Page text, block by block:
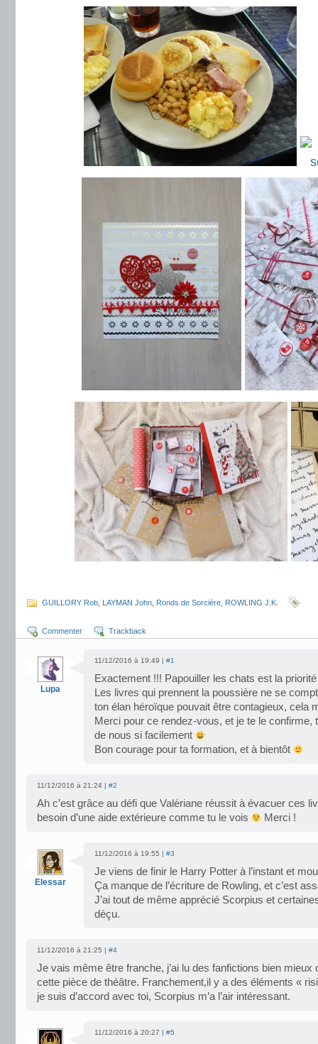
GUILLORY Rob LAYMAN John Ronds de Sorcière ROWLING J.K.
Commenter Trackback
Lupa
11/12/2016 à 19:49 | #1
Exactement !!! Papouiller les chats est la
Les livres qui prennent la poussière ne se
ton élan héroïque pouvait être contagieux, cela
Merci pour ce rendez-vous, et je te le confirme,
de nous si facilement
Bon courage pour ta formation, et à bientôt
11/12/2016 à 21:24 | #2
Ah c’est grâce au défi que Valériane réussit à évacuer ces
besoin d’une aide extérieure comme tu le vois
Merci !
Elessar
11/12/2016 à 19:55 | #3
Je viens de finir le Harry Potter à l’instant et
Ça manque de l’écriture de Rowling, et c’est
J’ai tout de même apprécié Scorpius et
déçu.
11/12/2016 à 21:25 | #4
Je vais même être franche, j’ai lu des fanfictions bien mieux
cette pièce de théâtre. Franchement,il y a des éléments «
je suis d’accord avec toi, Scorpius m’a l’air intéressant.
11/12/2016 à 20:27 | #5